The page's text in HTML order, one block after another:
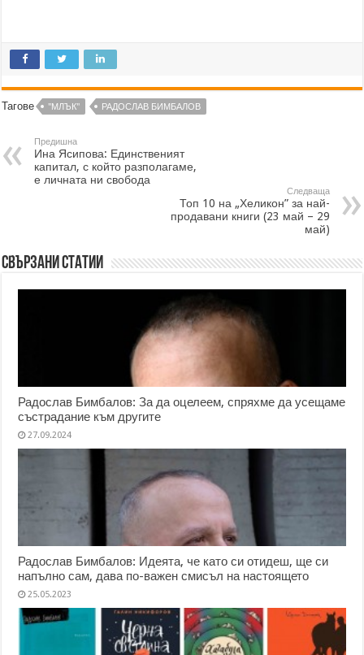
Тагове "МЛЪК" РАДОСЛАВ БИМБАЛОВ
Предишна
Ина Ясипова: Единственият
капитал, с който разполагаме,
е личната ни свобода
Следваща
Топ 10 на „Хеликон” за най-
продавани книги (23 май – 29
май)
Свързани статии
Радослав Бимбалов: За да оцелеем, спряхме да усещаме
състрадание към другите
27.09.2024
Радослав Бимбалов: Идеята, че като си отидеш, ще си
напълно сам, дава по-важен смисъл на настоящето
25.05.2023